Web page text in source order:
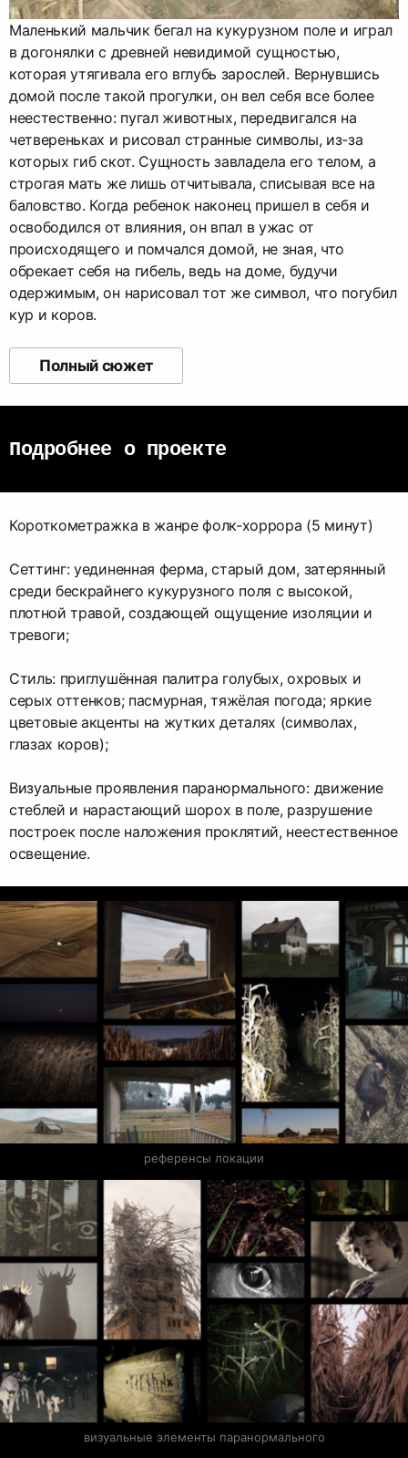
Маленький мальчик бегал на кукурузном поле и играл
в догонялки с древней невидимой сущностью,
которая утягивала его вглубь зарослей. Вернувшись
домой после такой прогулки, он вел себя все более
неестественно: пугал животных, передвигался на
четвереньках и рисовал странные символы, из-за
которых гиб скот. Сущность завладела его телом, а
строгая мать же лишь отчитывала, списывая все на
баловство. Когда ребенок наконец пришел в себя и
освободился от влияния, он впал в ужас от
происходящего и помчался домой, не зная, что
обрекает себя на гибель, ведь на доме, будучи
одержимым, он нарисовал тот же символ, что погубил
кур и коров.
Полный сюжет
Подробнее о проекте
Короткометражка в жанре фолк-хоррора (5 минут)
Сеттинг: уединенная ферма, старый дом, затерянный
среди бескрайнего кукурузного поля с высокой,
плотной травой, создающей ощущение изоляции и
тревоги;
Стиль: приглушённая палитра голубых, охровых и
серых оттенков; пасмурная, тяжёлая погода; яркие
цветовые акценты на жутких деталях (символах,
глазах коров);
Визуальные проявления паранормального: движение
стеблей и нарастающий шорох в поле, разрушение
построек после наложения проклятий, неестественное
освещение.
референсы локации
визуальные элементы паранормального